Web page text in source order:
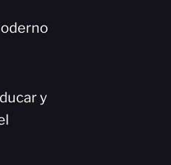
y